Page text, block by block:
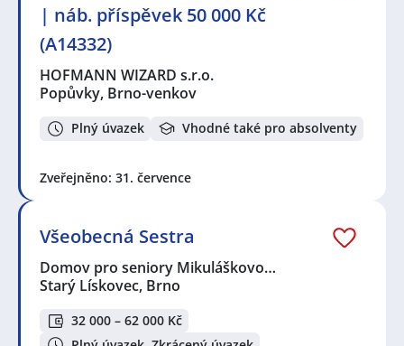
| náb. příspěvek 50 000 Kč
(A14332)
HOFMANN WIZARD s.r.o.
Popůvky, Brno-venkov
Plný úvazek Vhodné také pro absolventy
Zveřejněno: 31. července
Všeobecná Sestra
Domov pro seniory Mikuláškovo…
Starý Lískovec, Brno
32 000 – 62 000 Kč